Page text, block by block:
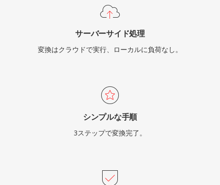
サーバーサイド処理
変換はクラウドで実行、ローカルに負荷なし。
シンプルな手順
3ステップで変換完了。